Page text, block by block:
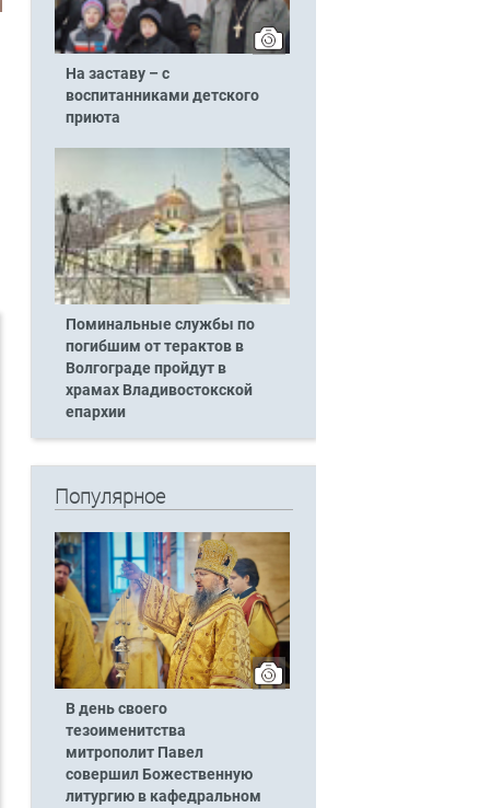
На заставу – с
воспитанниками детского
приюта
Поминальные службы по
погибшим от терактов в
Волгограде пройдут в
храмах Владивостокской
епархии
Популярное
В день своего
тезоименитства
митрополит Павел
совершил Божественную
литургию в кафедральном